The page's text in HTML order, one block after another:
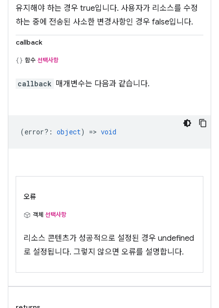
유지해야 하는 경우 true입니다. 사용자가 리소스를 수정
하는 중에 전송된 사소한 변경사항인 경우 false입니다.
callback
함수 선택사항
callback 매개변수는 다음과 같습니다.
(error? : object) => void
오류
객체 선택사항
리소스 콘텐츠가 성공적으로 설정된 경우 undefined
로 설정됩니다. 그렇지 않으면 오류를 설명합니다.